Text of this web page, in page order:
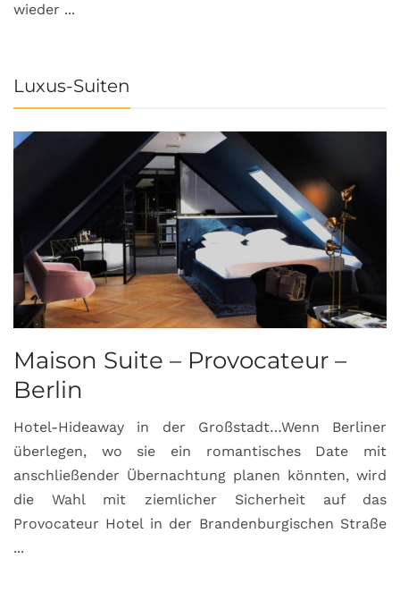
wieder ...
Luxus-Suiten
Maison Suite – Provocateur –
Berlin
Hotel-Hideaway in der Großstadt…Wenn Berliner
überlegen, wo sie ein romantisches Date mit
anschließender Übernachtung planen könnten, wird
die Wahl mit ziemlicher Sicherheit auf das
Provocateur Hotel in der Brandenburgischen Straße
...